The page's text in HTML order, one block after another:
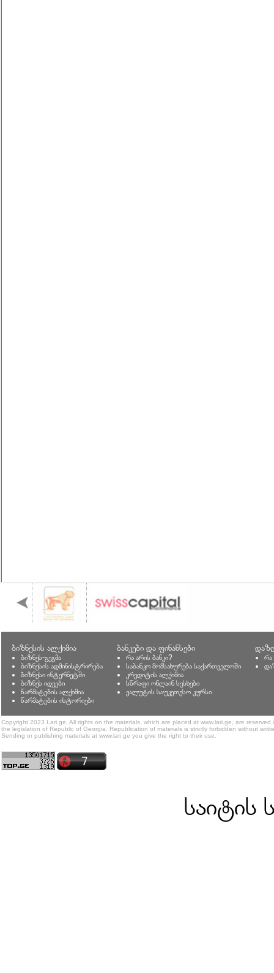
ბიზნესის ალქიმია
ბიზნეს-გეგმა
ბიზნესის ადმინისტრირება
ბიზნესი ინტერნეტში
ბიზნეს იდეები
წარმატების ალქიმია
წარმატების ისტორიები
ბანკები და ფინანსები
რა არის ბანკი?
საბანკო მომსახურება საქართველოში
კრედიტის ალქიმია
სწრაფი ონლაინ სესხები
ვალუტის საუკეთესო კურსი
რა
Copyright 2023 Lari.ge, All rights on the materials, which are placed at www.lari.ge, are
the legislation of Republic of Georgia. Republication of materials is strictly forbidden without
Sending or publishing materials at www.lari.ge you give the right to their use.
საიტის